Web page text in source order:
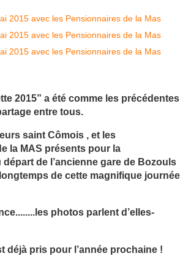
2015” a été comme les précédentes
entre tous.
saint Cômois , et les
la MAS présents pour la
de l’ancienne gare de Bozouls
de cette magnifique journée
photos parlent d’elles-
déjà pris pour l’année prochaine !